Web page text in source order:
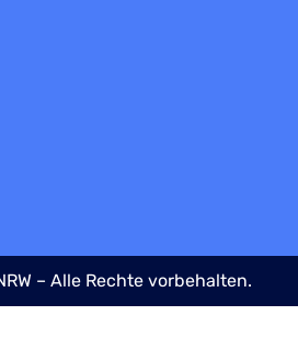
– Alle Rechte vorbehalten.